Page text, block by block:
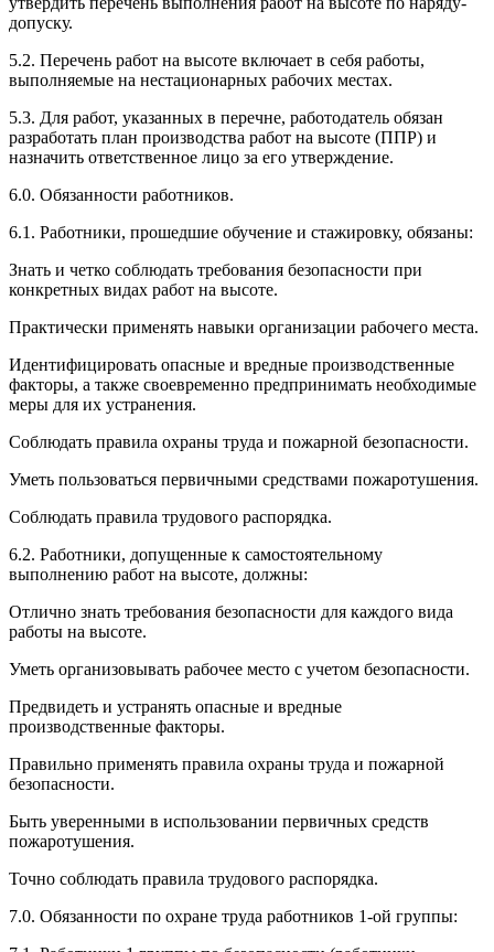
допуску.
5.2. Перечень работ на высоте включает в себя работы,
выполняемые на нестационарных рабочих местах.
5.3. Для работ, указанных в перечне, работодатель обязан
разработать план производства работ на высоте (ППР) и
назначить ответственное лицо за его утверждение.
6.0. Обязанности работников.
6.1. Работники, прошедшие обучение и стажировку, обязаны:
Знать и четко соблюдать требования безопасности при
конкретных видах работ на высоте.
Практически применять навыки организации рабочего места.
Идентифицировать опасные и вредные производственные
факторы, а также своевременно предпринимать необходимые
меры для их устранения.
Соблюдать правила охраны труда и пожарной безопасности.
Уметь пользоваться первичными средствами пожаротушения.
Соблюдать правила трудового распорядка.
6.2. Работники, допущенные к самостоятельному
выполнению работ на высоте, должны:
Отлично знать требования безопасности для каждого вида
работы на высоте.
Уметь организовывать рабочее место с учетом безопасности.
Предвидеть и устранять опасные и вредные
производственные факторы.
Правильно применять правила охраны труда и пожарной
безопасности.
Быть уверенными в использовании первичных средств
пожаротушения.
Точно соблюдать правила трудового распорядка.
7.0. Обязанности по охране труда работников 1-ой группы: